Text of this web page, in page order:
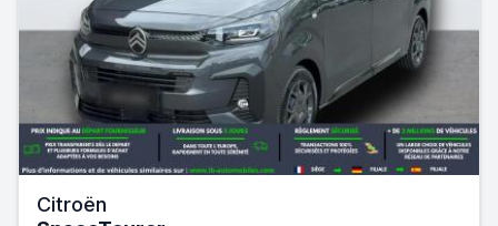
Citroën